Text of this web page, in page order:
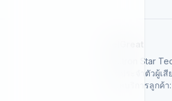
Neutron Star
เลขประจำตัวผู้เ
อีเมลบริการลูกค้า: